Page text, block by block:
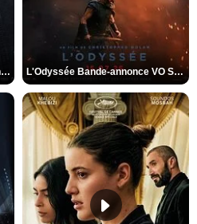
Spider-Man: Brand New Day Bande-annonce VO STFR L'Odyssée Bande-annonce VO STFR